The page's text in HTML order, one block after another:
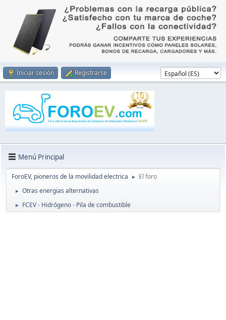
Iniciar sesión Registrarse
Menú Principal
ForoEV, pioneros de la movilidad electrica ► El foro
► Otras energias alternativas
► FCEV - Hidrógeno - Pila de combustible